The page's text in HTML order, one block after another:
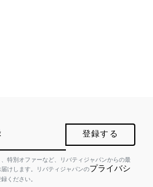
登録する
特別オファーなど、リバティジャパンからの最
けします。リバティジャパンのプライバシ
ください。